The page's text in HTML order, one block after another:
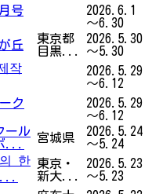
号
2026.6.1
～6.30
丘
東京都
目黒...
2026.5.30
～5.30
작
2026.5.29
～6.12
ク
2026.5.29
～6.12
ール
...
宮城県
2026.5.24
～5.24
한 東京・
新大...
2026.5.23
～5.23